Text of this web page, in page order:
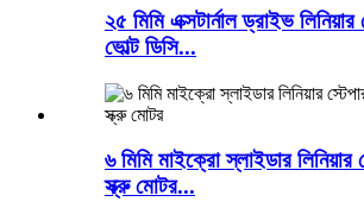
২৫ মিমি এক্সটার্নাল ড্রাইভ
ভোল্ট ডিসি...
৬ মিমি মাইক্রো স্লাইডার লিনিয়ার
স্ক্রু মোটর...